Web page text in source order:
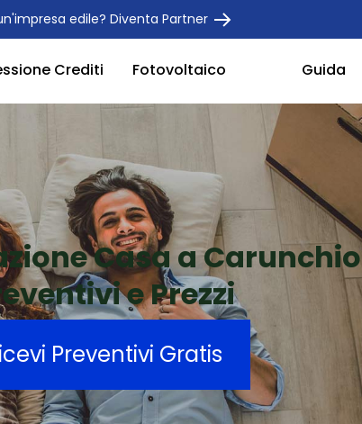
edile? Diventa Partner
Crediti Fotovoltaico Guida
Casa a Carunchio
e Prezzi
Preventivi Gratis